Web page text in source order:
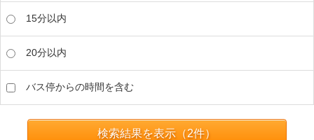
15分以内
20分以内
バス停からの時間を含む
検索結果を表示（2件）